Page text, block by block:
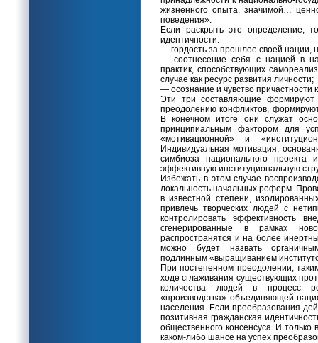
жизненного опыта, значимой…
поведения».
Если раскрыть это определение,
идентичности:
— гордость за прошлое своей нации,
— соотнесение себя с нацией в
практик, способствующих
случае как ресурс развития личности;
— осознание и чувство причастности
Эти три составляющие формируют
преодолению конфликтов,
В конечном итоге они служат
принципиальным фактором для
«мотивационной» и
Индивидуальная мотивация,
симбиоза национального
эффективную институциональную
Избежать в этом случае
локальность начальных реформ.
в известной степени,
привлечь творческих людей с
контролировать эффективность
сгенерированные в рамках
распространятся и на более
можно будет назвать
подлинным «выращиванием
При постепенном преодолении,
ходе сглаживания существующих
количества людей в процесс
«производства» объединяющей
населения. Если преобразования
позитивная гражданская
общественного консенсуса. И только
каком-либо шансе на успех